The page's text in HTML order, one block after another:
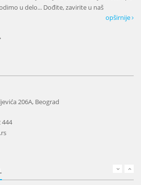
u delo... Dođite, zavirite u naš
opširnije
206A, Beograd
444